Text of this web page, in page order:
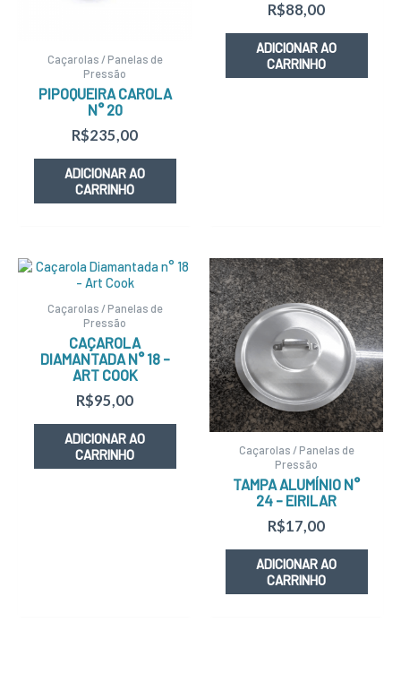
Caçarolas / Panelas de
Pressão
PIPOQUEIRA CAROLA
N° 20
R$235,00
ADICIONAR AO
CARRINHO
R$88,00
ADICIONAR AO
CARRINHO
Caçarolas / Panelas de
Pressão
CAÇAROLA
DIAMANTADA N° 18 –
ART COOK
R$95,00
ADICIONAR AO
CARRINHO
Caçarolas / Panelas de
Pressão
TAMPA ALUMÍNIO N°
24 – EIRILAR
R$17,00
ADICIONAR AO
CARRINHO